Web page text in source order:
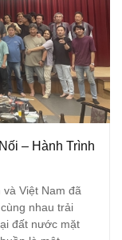
– Hành Trình
Việt Nam đã
nhau trải
đất nước mặt